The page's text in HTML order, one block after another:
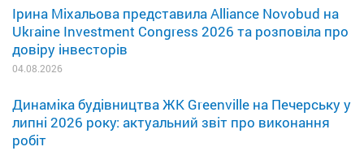
Ірина Міхальова представила Alliance Novobud на
Ukraine Investment Congress 2026 та розповіла про
довіру інвесторів
04.08.2026
Динаміка будівництва ЖК Greenville на Печерську у
липні 2026 року: актуальний звіт про виконання
робіт